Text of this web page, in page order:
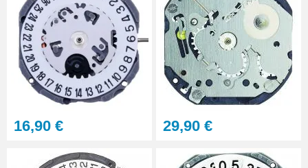
22,90 €
Support réparation de boîtier de
montre pas cher
9,90 €
Clé d'ouverture pour boîtier à
16,90 € 29,90 €